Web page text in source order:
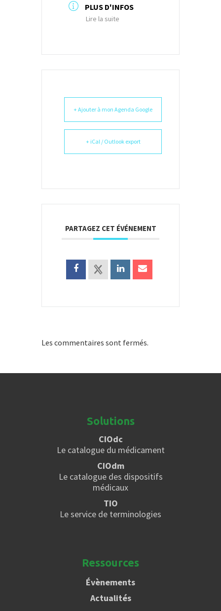
PLUS D'INFOS
Lire la suite
+ Ajouter à mon Agenda Google
+ iCal / Outlook export
PARTAGEZ CET ÉVÉNEMENT
Les commentaires sont fermés.
Solutions
CIOdc
Le catalogue du médicament
CIOdm
Le catalogue des dispositifs
médicaux
TIO
Le service de terminologies
Ressources
Évènements
Actualités